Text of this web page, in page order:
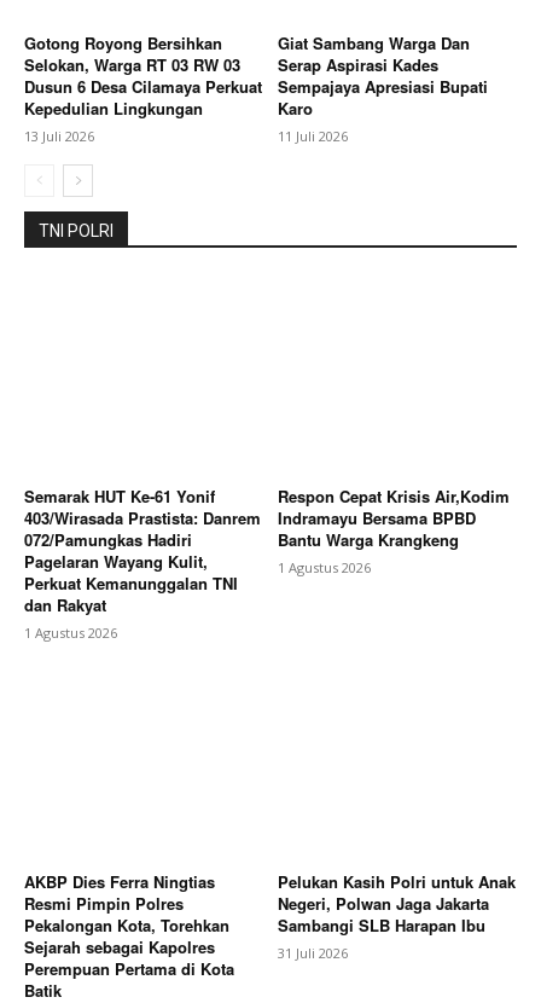
Berita Lainnya Kapolres Pekalongan Hadiri
Peresmian Jembatan Perintis Garuda, Sinergi TNI-
Polri Dukung Pembangunan
Gotong Royong Bersihkan
Selokan, Warga RT 03 RW 03
Dusun 6 Desa Cilamaya Perkuat
Kepedulian Lingkungan
13 Juli 2026
Giat Sambang Warga Dan
Serap Aspirasi Kades
Sempajaya Apresiasi Bupati
Karo
11 Juli 2026
TNI POLRI
Semarak HUT Ke-61 Yonif
403/Wirasada Prastista: Danrem
072/Pamungkas Hadiri
Pagelaran Wayang Kulit,
Perkuat Kemanunggalan TNI
dan Rakyat
1 Agustus 2026
Respon Cepat Krisis Air,Kodim
Indramayu Bersama BPBD
Bantu Warga Krangkeng
1 Agustus 2026
AKBP Dies Ferra Ningtias
Resmi Pimpin Polres
Pekalongan Kota, Torehkan
Sejarah sebagai Kapolres
Perempuan Pertama di Kota
Batik
Pelukan Kasih Polri untuk Anak
Negeri, Polwan Jaga Jakarta
Sambangi SLB Harapan Ibu
31 Juli 2026